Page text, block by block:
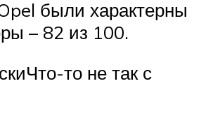
были характерны
– 82 из 100.
то не так с